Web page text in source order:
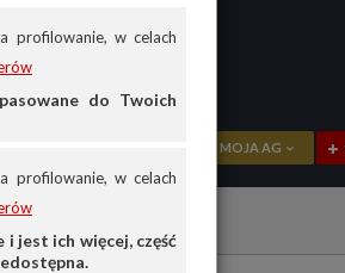
profilowanie, w celach
do Twoich
profilowanie, w celach
jest ich więcej, część
MOJA AG
PRZEGLĄD